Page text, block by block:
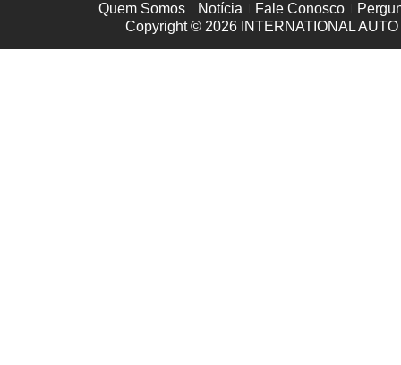
Quem Somos Notícia Fale Conosco
Copyright © 2026 INTERNATIONAL